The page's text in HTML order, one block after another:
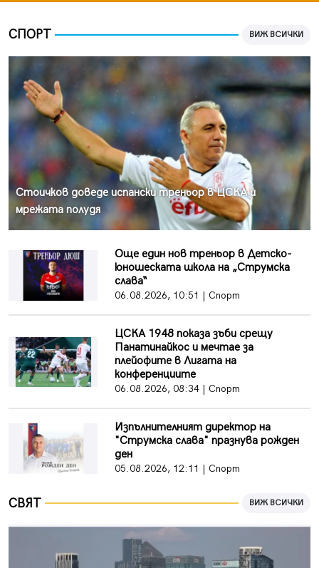
СПОРТ ВИЖ ВСИЧКИ
Стоичков доведе испански треньор в ЦСКА и
мрежата полудя
Още един нов треньор в Детско-
юношеската школа на „Струмска
слава“
06.08.2026, 10:51 | Спорт
ЦСКА 1948 показа зъби срещу
Панатинайкос и мечтае за
плейофите в Лигата на
конференциите
06.08.2026, 08:34 | Спорт
Изпълнителният директор на
"Струмска слава" празнува рожден
ден
05.08.2026, 12:11 | Спорт
СВЯТ ВИЖ ВСИЧКИ